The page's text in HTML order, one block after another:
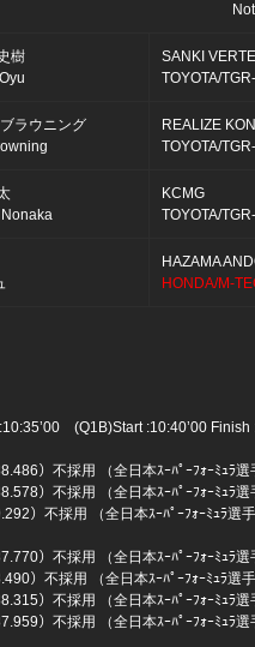
樹
SANKI
TOYOTA/
ラウニング
REALIZE
TOYOTA/
KCMG
TOYOTA/
HAZAMA
HONDA/M-
(Q1B)Start :10:40’00
）不採用 （全日本ｽｰﾊﾟｰﾌｫｰﾐｭﾗ
）不採用 （全日本ｽｰﾊﾟｰﾌｫｰﾐｭﾗ
）不採用 （全日本ｽｰﾊﾟｰﾌｫｰﾐｭﾗ選
）不採用 （全日本ｽｰﾊﾟｰﾌｫｰﾐｭﾗ
）不採用 （全日本ｽｰﾊﾟｰﾌｫｰﾐｭﾗ選
）不採用 （全日本ｽｰﾊﾟｰﾌｫｰﾐｭﾗ
）不採用 （全日本ｽｰﾊﾟｰﾌｫｰﾐｭﾗ